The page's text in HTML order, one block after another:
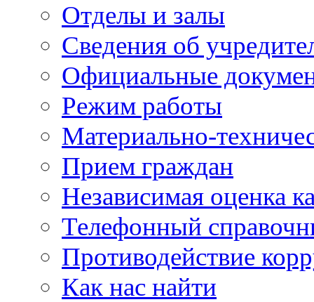
Отделы и залы
Сведения об
Официальные
Режим работы
Материально-
Прием граждан
Независимая оценка
Телефонный
Противодействие
Как нас найти